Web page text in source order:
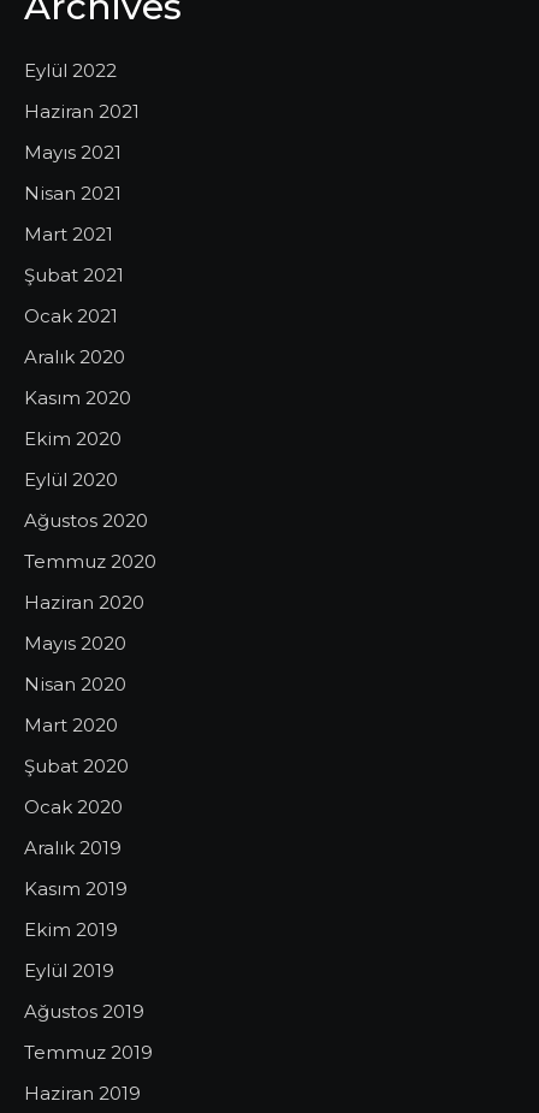
Eylül 2022
Haziran 2021
Mayıs 2021
Nisan 2021
Mart 2021
Şubat 2021
Ocak 2021
Aralık 2020
Kasım 2020
Ekim 2020
Eylül 2020
Ağustos 2020
Temmuz 2020
Haziran 2020
Mayıs 2020
Nisan 2020
Mart 2020
Şubat 2020
Ocak 2020
Aralık 2019
Kasım 2019
Ekim 2019
Eylül 2019
Ağustos 2019
Temmuz 2019
Haziran 2019